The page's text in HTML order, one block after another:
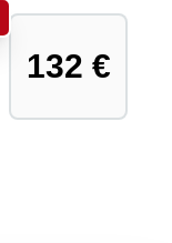
132 €